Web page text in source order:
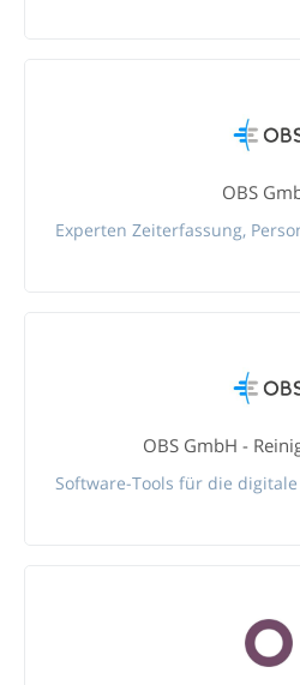
OBS
OBS GmbH -